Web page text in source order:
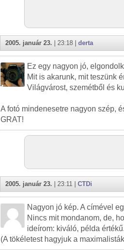
2005. január 23. | 23:18 | derta
Ez egy nagyon jó,
Mit is akarunk, mit teszünk
Világvárost, szemétből és
A fotó mindenesetre nagyon szép,
GRAT!
2005. január 23. | 23:11 | CTDi
Nagyon jó kép. A címével
Nincs mit mondanom, de,
ideírom: kiváló, példa
(A tökéletest hagyjuk a